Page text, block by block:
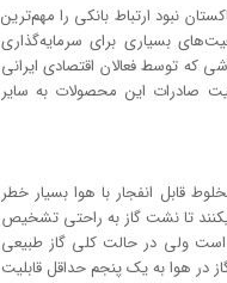
نبود ارتباط بانکی را مهم‌ترین
بسیاری برای سرمایه‌گذاری
که توسط فعالان اقتصادی ایرانی
صادرات این محصولات به سایر
قابل انفجار با هوا بسیار خطر
تا نشت گاز به راحتی تشخیص
ولی در حالت کلی گاز طبیعی
در هوا به یک پنجم حداقل قابلیت